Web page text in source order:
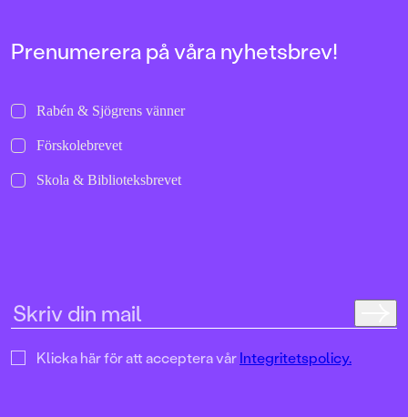
Prenumerera på våra nyhetsbrev!
Rabén & Sjögrens vänner
Förskolebrevet
Skola & Biblioteksbrevet
Klicka här för att acceptera vårIntegritetspolicy.